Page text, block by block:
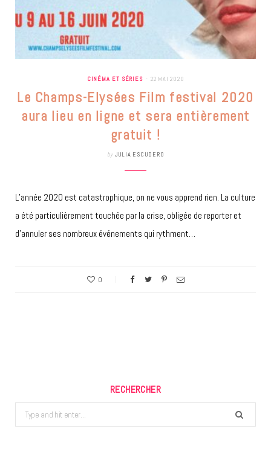
CINÉMA ET SÉRIES 22 MAI 2020
Le Champs-Elysées Film festival 2020
aura lieu en ligne et sera entièrement
gratuit !
by JULIA ESCUDERO
L’année 2020 est catastrophique, on ne vous apprend rien. La culture
a été particulièrement touchée par la crise, obligée de reporter et
d’annuler ses nombreux événements qui rythment…
0
RECHERCHER
Search
for: